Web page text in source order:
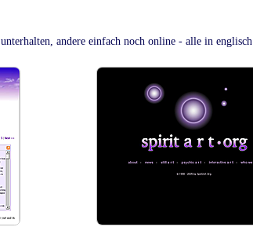
andere einfach noch online - alle in